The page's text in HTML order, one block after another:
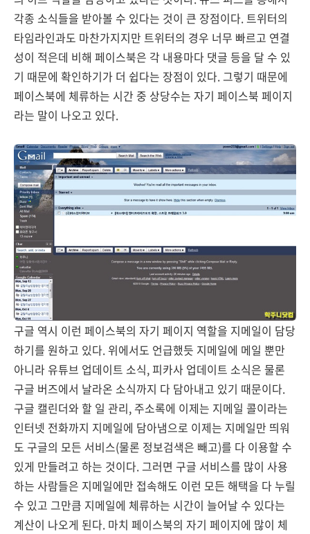
각종 소식들을 받아볼 수 있다는 것이 큰 장점이다. 트위터의
타임라인과도 마찬가지지만 트위터의 경우 너무 빠르고 연결
성이 적은데 비해 페이스북은 각 내용마다 댓글 등을 달 수 있
기 때문에 확인하기가 더 쉽다는 장점이 있다. 그렇기 때문에
페이스북에 체류하는 시간 중 상당수는 자기 페이스북 페이지
라는 말이 나오고 있다.
구글 역시 이런 페이스북의 자기 페이지 역할을 지메일이 담당
하기를 원하고 있다. 위에서도 언급했듯 지메일에 메일 뿐만
아니라 유튜브 업데이트 소식, 피카사 업데이트 소식은 물론
구글 버즈에서 날라온 소식까지 다 담아내고 있기 때문이다.
구글 캘린더와 할 일 관리, 주소록에 이제는 지메일 콜이라는
인터넷 전화까지 지메일에 담아냄으로 이제는 지메일만 띄워
도 구글의 모든 서비스(물론 정보검색은 빼고)를 다 이용할 수
있게 만들려고 하는 것이다. 그러면 구글 서비스를 많이 사용
하는 사람들은 지메일에만 접속해도 이런 모든 해택을 다 누릴
수 있고 그만큼 지메일에 체류하는 시간이 늘어날 수 있다는
계산이 나오게 된다. 마치 페이스북의 자기 페이지에 많이 체